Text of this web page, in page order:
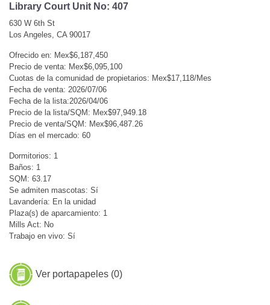
Library Court Unit No: 407
630 W 6th St
Los Angeles, CA 90017
Ofrecido en: Mex$6,187,450
Precio de venta: Mex$6,095,100
Cuotas de la comunidad de propietarios: Mex$17,118/Mes
Fecha de venta: 2026/07/06
Fecha de la lista:2026/04/06
Precio de la lista/SQM: Mex$97,949.18
Precio de venta/SQM: Mex$96,487.26
Días en el mercado: 60
Dormitorios: 1
Baños: 1
SQM: 63.17
Se admiten mascotas: Sí
Lavandería: En la unidad
Plaza(s) de aparcamiento: 1
Mills Act: No
Trabajo en vivo: Sí
Ver portapapeles (0)